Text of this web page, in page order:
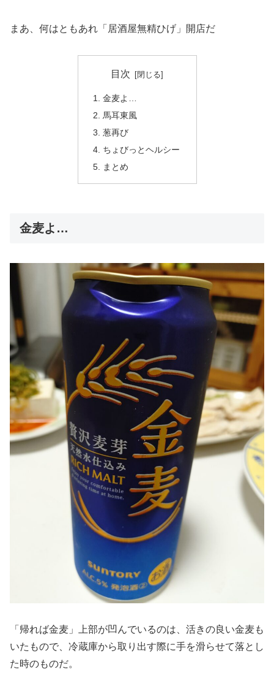
まあ、何はともあれ「居酒屋無精ひげ」開店だ
目次
金麦よ…
馬耳東風
葱再び
ちょびっとヘルシー
まとめ
金麦よ…
「帰れば金麦」上部が凹んでいるのは、活きの良い金麦も
いたもので、冷蔵庫から取り出す際に手を滑らせて落とし
た時のものだ。